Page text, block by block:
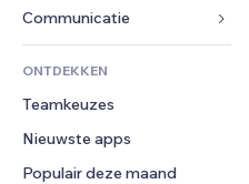
Betrokkenheid
Websitevermeldingen
E-mail
Conversie
Print on demand
Boekhouding
Coupons en loyaliteit
Opslagoplossingen
Dropshipping
Prijzen en abonnementen
Restaurants
Vastgoed
Boekingen
Muziek
Podcasts
Fotografie
Video
PDF
Bestanden delen
Kaarten en navigatie
Privacy en beveiliging
Ontime
Pagina templates
Afbeeldingseffecten
Knoppen en menu's
Formulieren
Enquêtes
Chat
Opmerkingen
ONTDEKKEN
Teamkeuzes
Nieuwste apps
Populair deze maand